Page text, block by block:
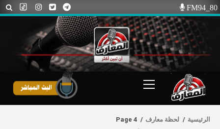
Skip
to
content
FM94_80
Menu
الرئيسية لحظة معارف Page 4